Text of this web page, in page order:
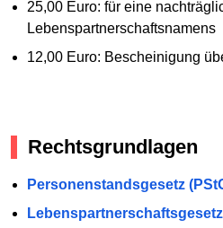
25,00 Euro: für eine
Lebenspartnerschaftsnamens
12,00 Euro: Bescheinigung
Rechtsgrundlagen
Personenstandsgesetz